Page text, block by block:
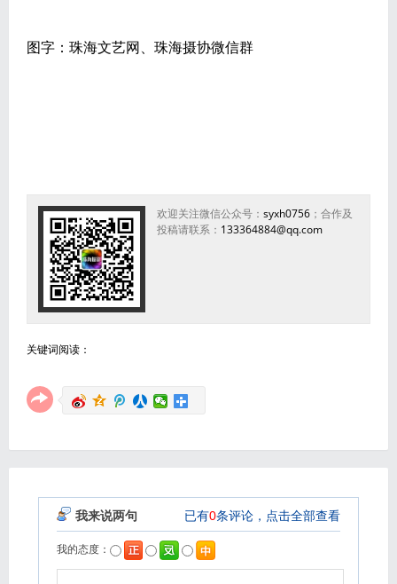
图字：珠海文艺网、珠海摄协微信群
欢迎关注微信公众号： syxh0756；合作及
投稿请联系： 133364884@qq.com
关键词阅读：